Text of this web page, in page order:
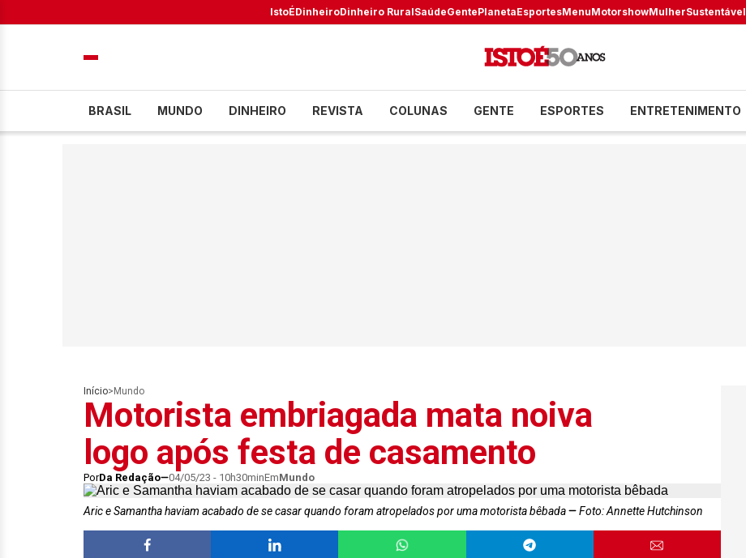
IstoÉDinheiroDinheiro RuralSaúdeGentePlanetaEsportesMenuMotorshowMulherSustentável
BRASIL MUNDO DINHEIRO REVISTA COLUNAS GENTE ESPORTES ENTRETENIMENTO
Início> Mundo
Motorista embriagada mata noiva
logo após festa de casamento
PorDa Redação 04/05/23 - 10h30minEmMundo
Aric e Samantha haviam acabado de se casar quando foram atropelados por uma motorista bêbada Foto: Annette Hutchinson